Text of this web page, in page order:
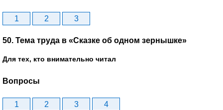
1 2 3
50. Тема труда в «Сказке об одном зернышке»
Для тех, кто внимательно читал
Вопросы
1 2 3 4